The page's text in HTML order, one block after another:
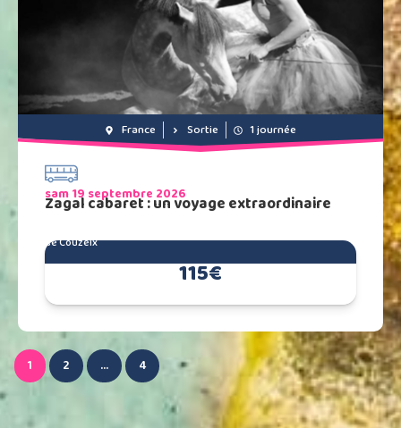
France Sortie 1 journée
sam 19 septembre 2026
Zagal cabaret : un voyage extraordinaire
de Couzeix
115€
1 2 … 4